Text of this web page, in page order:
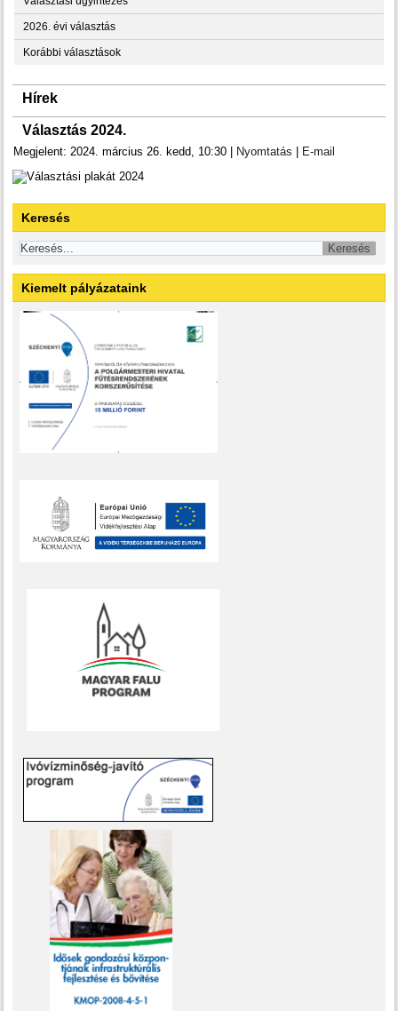
2026. évi választás
Korábbi választások
Hírek
Választás 2024.
Megjelent: 2024. március 26. kedd, 10:30 Nyomtatás E-mail
Keresés
Kiemelt pályázataink